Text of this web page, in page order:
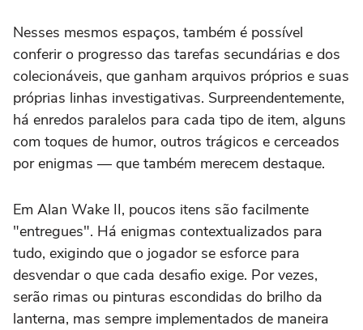
Nesses mesmos espaços, também é possível
conferir o progresso das tarefas secundárias e dos
colecionáveis, que ganham arquivos próprios e suas
próprias linhas investigativas. Surpreendentemente,
há enredos paralelos para cada tipo de item, alguns
com toques de humor, outros trágicos e cerceados
por enigmas — que também merecem destaque.
Em Alan Wake II, poucos itens são facilmente
"entregues". Há enigmas contextualizados para
tudo, exigindo que o jogador se esforce para
desvendar o que cada desafio exige. Por vezes,
serão rimas ou pinturas escondidas do brilho da
lanterna, mas sempre implementados de maneira